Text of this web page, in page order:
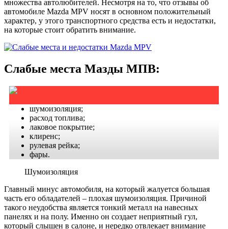
множества автолюбителей. Несмотря на то, что отзывы об
автомобиле Mazda MPV носят в основном положительный
характер, у этого транспортного средства есть и недостатки,
на которые стоит обратить внимание.
Слабые места Мазды МПВ:
шумоизоляция;
расход топлива;
лаковое покрытие;
клиренс;
рулевая рейка;
фары.
Шумоизоляция
Главный минус автомобиля, на который жалуется большая
часть его обладателей – плохая шумоизоляция. Причиной
такого неудобства является тонкий металл на навесных
панелях и на полу. Именно он создает неприятный гул,
который слышен в салоне, и нередко отвлекает внимание